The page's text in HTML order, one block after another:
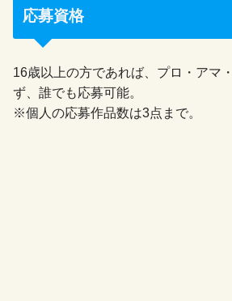
応募資格
16歳以上の方であれば、プロ・アマ
ず、誰でも応募可能。
※個人の応募作品数は3点まで。